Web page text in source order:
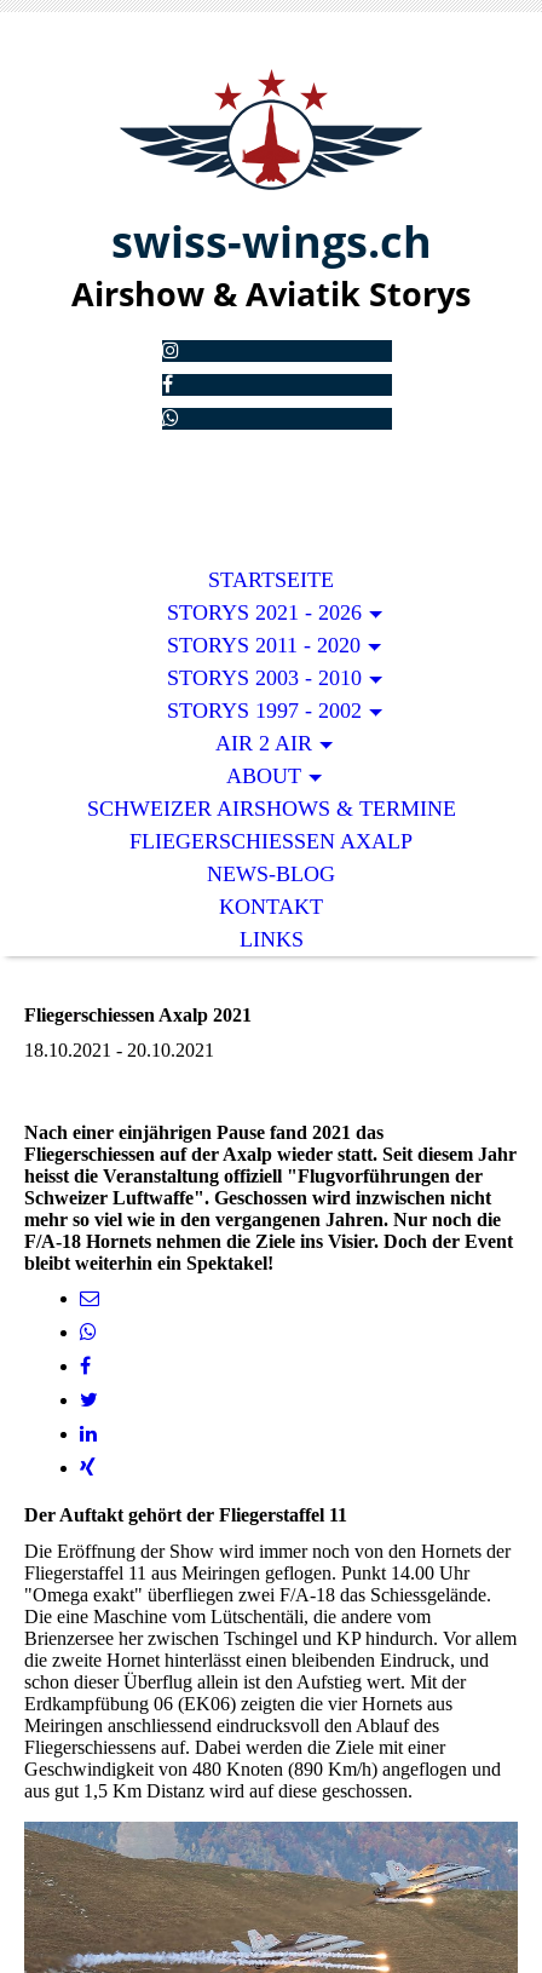
swiss-wings.ch
Airshow & Aviatik Storys
STARTSEITE
STORYS 2021 - 2026
STORYS 2011 - 2020
STORYS 2003 - 2010
STORYS 1997 - 2002
AIR 2 AIR
ABOUT
SCHWEIZER AIRSHOWS & TERMINE
FLIEGERSCHIESSEN AXALP
NEWS-BLOG
KONTAKT
LINKS
Fliegerschiessen Axalp 2021
18.10.2021 - 20.10.2021
Nach einer einjährigen Pause fand 2021 das
Fliegerschiessen auf der Axalp wieder statt. Seit diesem Jahr
heisst die Veranstaltung offiziell "Flugvorführungen der
Schweizer Luftwaffe". Geschossen wird inzwischen nicht
mehr so viel wie in den vergangenen Jahren. Nur noch die
F/A-18 Hornets nehmen die Ziele ins Visier. Doch der Event
bleibt weiterhin ein Spektakel!
Der Auftakt gehört der Fliegerstaffel 11
Die Eröffnung der Show wird immer noch von den Hornets der
Fliegerstaffel 11 aus Meiringen geflogen. Punkt 14.00 Uhr
"Omega exakt" überfliegen zwei F/A-18 das Schiessgelände.
Die eine Maschine vom Lütschentäli, die andere vom
Brienzersee her zwischen Tschingel und KP hindurch. Vor allem
die zweite Hornet hinterlässt einen bleibenden Eindruck, und
schon dieser Überflug allein ist den Aufstieg wert. Mit der
Erdkampfübung 06 (EK06) zeigten die vier Hornets aus
Meiringen anschliessend eindrucksvoll den Ablauf des
Fliegerschiessens auf. Dabei werden die Ziele mit einer
Geschwindigkeit von 480 Knoten (890 Km/h) angeflogen und
aus gut 1,5 Km Distanz wird auf diese geschossen.